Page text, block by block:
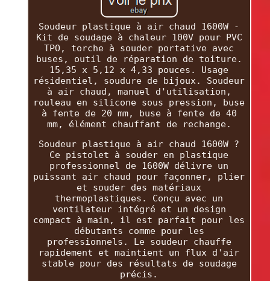
Soudeur plastique à air chaud 1600W -
Kit de soudage à chaleur 100V pour PVC
TPO, torche à souder portative avec
buses, outil de réparation de toiture.
15,35 x 5,12 x 4,33 pouces. Usage
résidentiel, soudure de bijoux. Soudeur
à air chaud, manuel d'utilisation,
rouleau en silicone sous pression, buse
à fente de 20 mm, buse à fente de 40
mm, élément chauffant de rechange.
Soudeur plastique à air chaud 1600W ?
Ce pistolet à souder en plastique
professionnel de 1600W délivre un
puissant air chaud pour façonner, plier
et souder des matériaux
thermoplastiques. Conçu avec un
ventilateur intégré et un design
compact à main, il est parfait pour les
débutants comme pour les
professionnels. Le soudeur chauffe
rapidement et maintient un flux d'air
stable pour des résultats de soudage
précis.